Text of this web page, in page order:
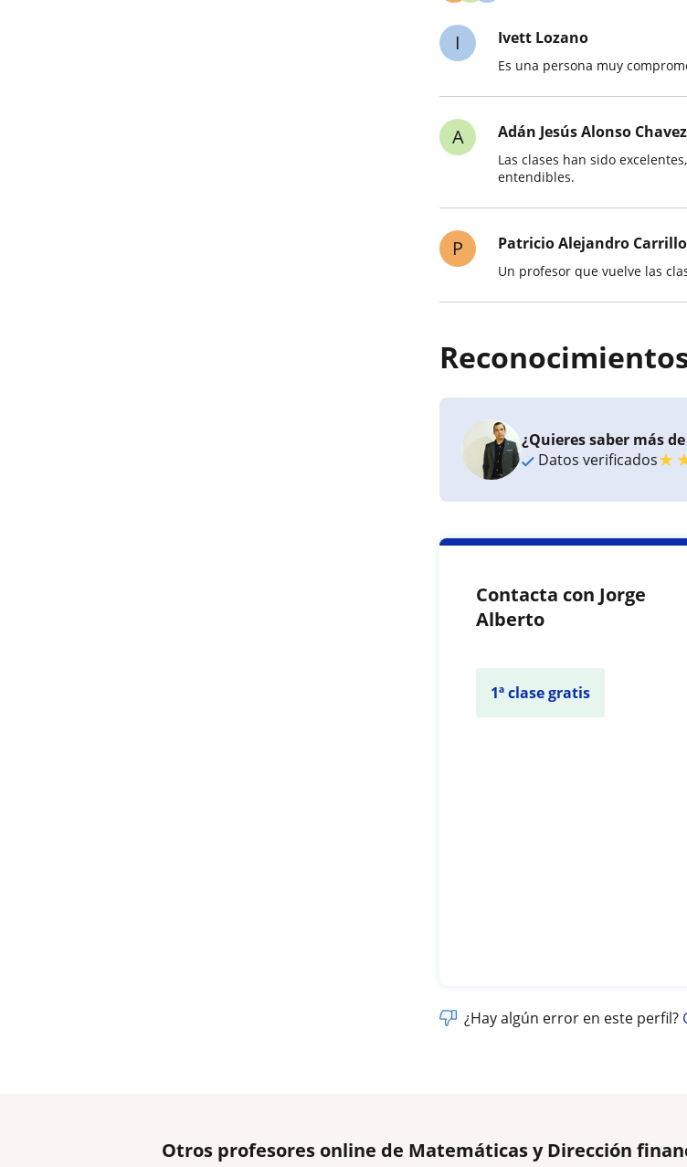
I Ivett Lozano
Es una persona muy
A Adán Jesús Alonso Chavez
Las clases han sido
entendibles.
P Patricio Alejandro
Un profesor que vuelve las
¿Quieres saber más
Datos verificados★
Contacta con Jorge
Alberto
1ª clase gratis
¿Hay algún error en este perfil?
Otros profesores online de Matemáticas y Dirección